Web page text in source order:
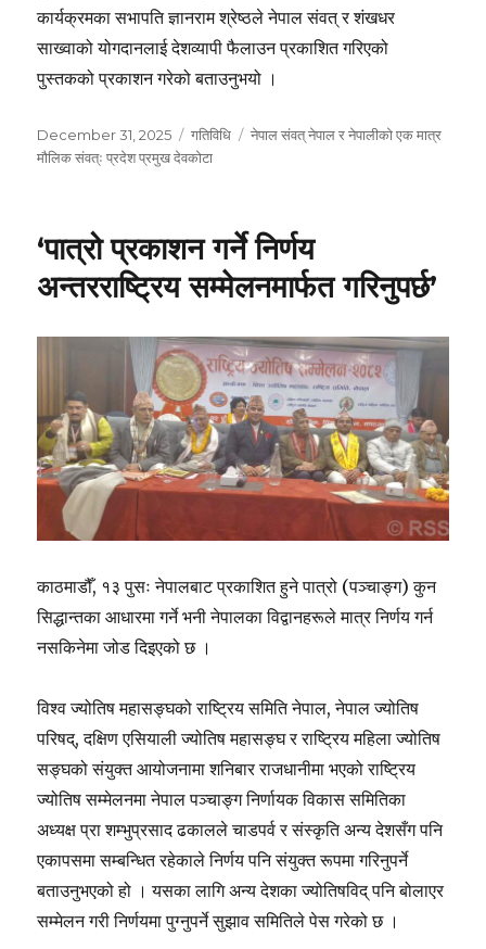
कार्यक्रमका सभापति ज्ञानराम श्रेष्ठले नेपाल संवत् र शंखधर
साख्वाको योगदानलाई देशव्यापी फैलाउन प्रकाशित गरिएको
पुस्तकको प्रकाशन गरेको बताउनुभयो ।
Posted
on
December 31, 2025 Categories
गतिविधि Tags
नेपाल संवत् नेपाल र नेपालीको एक मात्र
मौलिक संवत्ः प्रदेश प्रमुख देवकोटा
‘पात्रो प्रकाशन गर्ने निर्णय
अन्तरराष्ट्रिय सम्मेलनमार्फत गरिनुपर्छ’
काठमाडौँ, १३ पुसः नेपालबाट प्रकाशित हुने पात्रो (पञ्चाङ्ग) कुन
सिद्धान्तका आधारमा गर्ने भनी नेपालका विद्वानहरूले मात्र निर्णय गर्न
नसकिनेमा जोड दिइएको छ ।
विश्व ज्योतिष महासङ्घको राष्ट्रिय समिति नेपाल, नेपाल ज्योतिष
परिषद्, दक्षिण एसियाली ज्योतिष महासङ्घ र राष्ट्रिय महिला ज्योतिष
सङ्घको संयुक्त आयोजनामा शनिबार राजधानीमा भएको राष्ट्रिय
ज्योतिष सम्मेलनमा नेपाल पञ्चाङ्ग निर्णायक विकास समितिका
अध्यक्ष प्रा शम्भुप्रसाद ढकालले चाडपर्व र संस्कृति अन्य देशसँग पनि
एकापसमा सम्बन्धित रहेकाले निर्णय पनि संयुक्त रूपमा गरिनुपर्ने
बताउनुभएको हो । यसका लागि अन्य देशका ज्योतिषविद् पनि बोलाएर
सम्मेलन गरी निर्णयमा पुग्नुपर्ने सुझाव समितिले पेस गरेको छ ।